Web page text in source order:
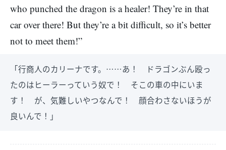
who punched the dragon is a healer! They’re in that
car over there! But they’re a bit difficult, so it’s better
not to meet them!”
「行商人のカリーナです。……あ！ ドラゴンぶん殴っ
たのはヒーラーっていう奴で！ そこの車の中にいま
す！ が、気難しいやつなんで！ 顔合わさないほうが
良いんで！」